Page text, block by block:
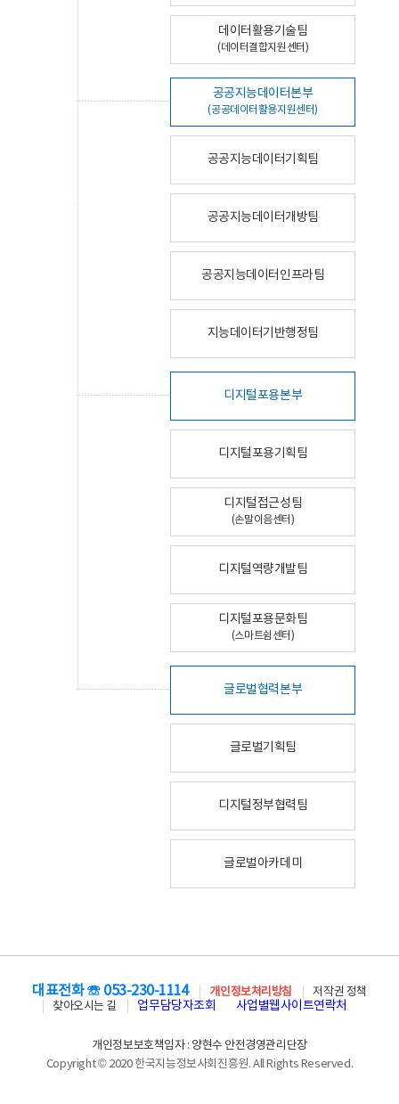
데이터활용기술팀
(데이터결합지원센터)
공공지능데이터본부
(공공데이터활용지원센터)
공공지능데이터기획팀
공공지능데이터개방팀
공공지능데이터인프라팀
지능데이터기반행정팀
디지털포용본부
디지털포용기획팀
디지털접근성팀
(손말이음센터)
디지털역량개발팀
디지털포용문화팀
(스마트쉼센터)
글로벌협력본부
글로벌기획팀
디지털정부협력팀
글로벌아카데미
대표전화 ☏ 053-230-1114 개인정보처리방침
저작권 정책
찾아오시는 길
업무담당자조회 사업별웹사이트연락처
개인정보보호책임자 : 양현수 안전경영관리단장
Copyright © 2020 한국지능정보사회진흥원. All Rights Reserved.